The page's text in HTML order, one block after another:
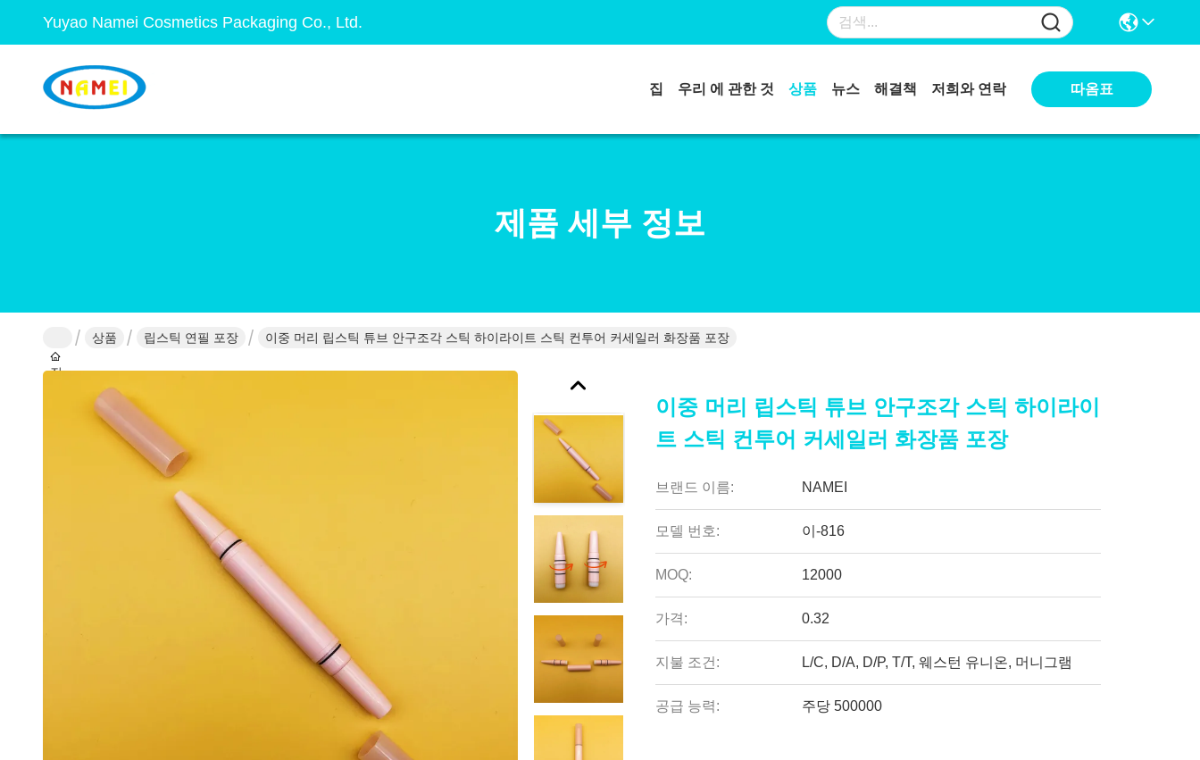
Yuyao Namei Cosmetics Packaging Co., Ltd.
집 우리 에 관한 것 상품 뉴스 해결책 저희와 연락 따옴표
제품 세부 정보
집
상품 립스틱 연필 포장 이중 머리 립스틱 튜브 안구조각 스틱 하이라이트 스틱 컨투어 커세일러 화장품 포장
이중 머리 립스틱 튜브 안구조각 스틱 하이라이
트 스틱 컨투어 커세일러 화장품 포장
브랜드 이름: NAMEI
모델 번호: 이-816
MOQ: 12000
가격: 0.32
지불 조건: L/C, D/A, D/P, T/T, 웨스턴 유니온, 머니그램
공급 능력: 주당 500000